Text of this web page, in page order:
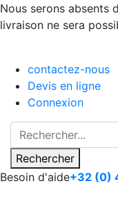
Nous serons absents
livraison ne sera
contactez-nous
Devis en ligne
Connexion
Rechercher
Besoin d'aide+32 (0)